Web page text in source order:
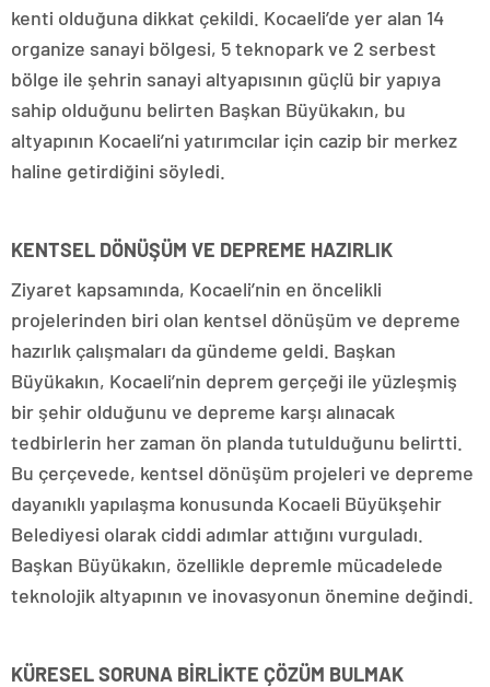
kenti olduğuna dikkat çekildi. Kocaeli’de yer alan 14
organize sanayi bölgesi, 5 teknopark ve 2 serbest
bölge ile şehrin sanayi altyapısının güçlü bir yapıya
sahip olduğunu belirten Başkan Büyükakın, bu
altyapının Kocaeli’ni yatırımcılar için cazip bir merkez
haline getirdiğini söyledi.
KENTSEL DÖNÜŞÜM VE DEPREME HAZIRLIK
Ziyaret kapsamında, Kocaeli’nin en öncelikli
projelerinden biri olan kentsel dönüşüm ve depreme
hazırlık çalışmaları da gündeme geldi. Başkan
Büyükakın, Kocaeli’nin deprem gerçeği ile yüzleşmiş
bir şehir olduğunu ve depreme karşı alınacak
tedbirlerin her zaman ön planda tutulduğunu belirtti.
Bu çerçevede, kentsel dönüşüm projeleri ve depreme
dayanıklı yapılaşma konusunda Kocaeli Büyükşehir
Belediyesi olarak ciddi adımlar attığını vurguladı.
Başkan Büyükakın, özellikle depremle mücadelede
teknolojik altyapının ve inovasyonun önemine değindi.
KÜRESEL SORUNA BİRLİKTE ÇÖZÜM BULMAK